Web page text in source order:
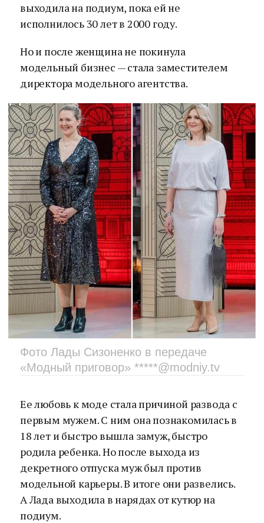
выходила на подиум, пока ей не
исполнилось 30 лет в 2000 году.
Но и после женщина не покинула
модельный бизнес — стала заместителем
директора модельного агентства.
Фото Лады Сизоненко в передаче
«Модный приговор» *****@modniy.tv
Ее любовь к моде стала причиной развода с
первым мужем. С ним она познакомилась в
18 лет и быстро вышла замуж, быстро
родила ребенка. Но после выхода из
декретного отпуска муж был против
модельной карьеры. В итоге они развелись.
А Лада выходила в нарядах от кутюр на
подиум.